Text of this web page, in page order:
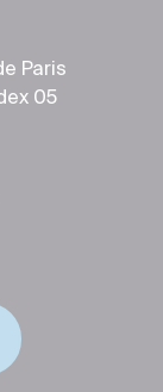
Paris
05